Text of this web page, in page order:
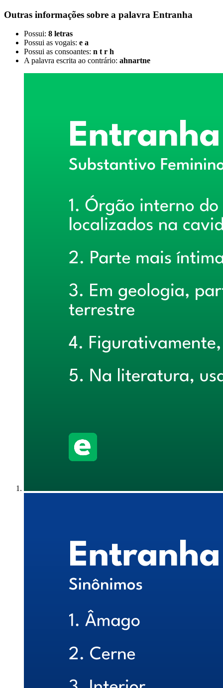
Outras informações sobre a palavra Entranha
Possui: 8 letras
Possui as vogais: e a
Possui as consoantes: n t r h
A palavra escrita ao contrário: ahnartne